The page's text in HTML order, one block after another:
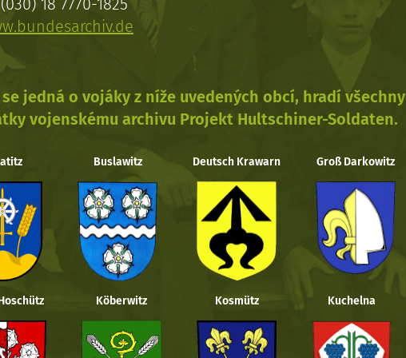
18 7770-1825
jedná o vojáky z níže uvedených obcí, hradí všechny
vojenskému archivu Projekt Hultschiner-Soldaten.
Buslawitz Deutsch Krawarn Groß Darkowitz
Köberwitz Kosmütz Kuchelna